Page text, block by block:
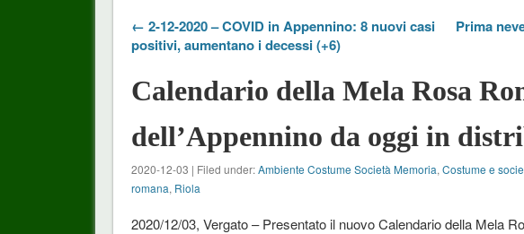
← 2-12-2020 – COVID in Appennino: 8 nuovi casi
positivi, aumentano i decessi (+6)
Prima
Calendario della Mela Rosa
dell’Appennino da oggi in
2020-12-03 | Filed under:Ambiente Costume Società Memoria, Costume e
romana, Riola
2020/12/03, Vergato – Presentato il nuovo Calendario della Mela